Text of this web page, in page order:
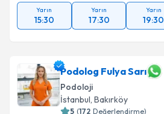
Yarın
15:30
Yarın
17:30
Yarın
19:30
Podolog Fulya Sarı
Podoloji
İstanbul, Bakırköy
5 (172 Değerlendirme)